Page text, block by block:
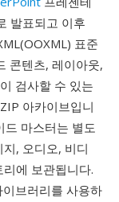
발표되고 이후
표준
콘텐츠, 레이아웃,
검사할 수 있는
아카이브입니
드 마스터는 별도
, 오디오, 비디
에 보관됩니다.
브러리를 사용하